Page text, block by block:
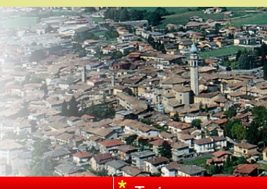
Salta
al
contenuto
principale